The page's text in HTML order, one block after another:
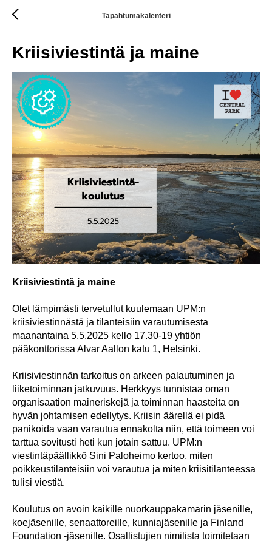
Tapahtumakalenteri
Kriisiviestintä ja maine
Kriisiviestintä ja maine
Olet lämpimästi tervetullut kuulemaan UPM:n
kriisiviestinnästä ja tilanteisiin varautumisesta
maanantaina 5.5.2025 kello 17.30-19 yhtiön
pääkonttorissa Alvar Aallon katu 1, Helsinki.
Kriisiviestinnän tarkoitus on arkeen palautuminen ja
liiketoiminnan jatkuvuus. Herkkyys tunnistaa oman
organisaation maineriskejä ja toiminnan haasteita on
hyvän johtamisen edellytys. Kriisin äärellä ei pidä
panikoida vaan varautua ennakolta niin, että toimeen voi
tarttua sovitusti heti kun jotain sattuu. UPM:n
viestintäpäällikkö Sini Paloheimo kertoo, miten
poikkeustilanteisiin voi varautua ja miten kriisitilanteessa
tulisi viestiä.
Koulutus on avoin kaikille nuorkauppakamarin jäsenille,
koejäsenille, senaattoreille, kunniajäsenille ja Finland
Foundation -jäsenille. Osallistujien nimilista toimitetaan